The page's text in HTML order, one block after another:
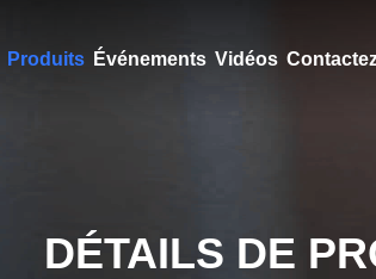
Produits Événements Vidéos
DÉTAILS DE